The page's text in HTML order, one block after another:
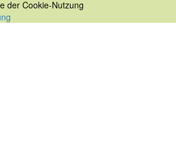
der Cookie-Nutzung